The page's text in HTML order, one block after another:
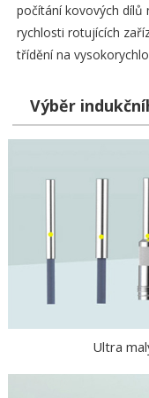
počítání kovových
rychlosti rotujících
třídění na
Výběr
Ultra